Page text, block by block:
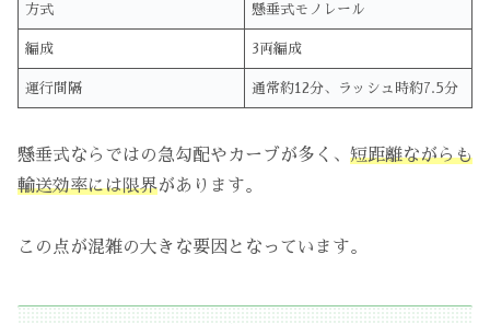
方式 懸垂式モノレール
編成 3両編成
運行間隔 通常約12分、ラッシュ時約7.5分
懸垂式ならではの急勾配やカーブが多く、 短距離ながらも
輸送効率には限界があります。
この点が混雑の大きな要因となっています。